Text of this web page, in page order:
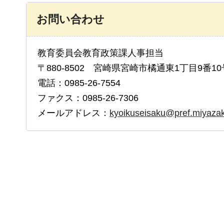
お問い合わせ
教育委員会教育政策課人事担当
〒880-8502 宮崎県宮崎市橘通東1丁目9番10
電話：0985-26-7554
ファクス：0985-26-7306
メールアドレス：